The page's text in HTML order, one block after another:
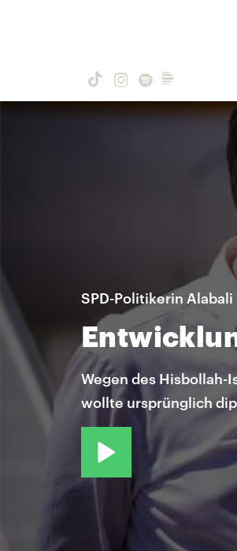
SPD-Politikerin Alabali
Wegen des Hisbollah-
wollte ursprünglich